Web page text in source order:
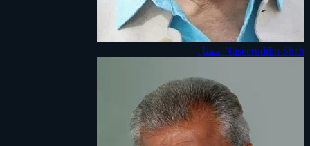
Naseeruddin Shah ممثل